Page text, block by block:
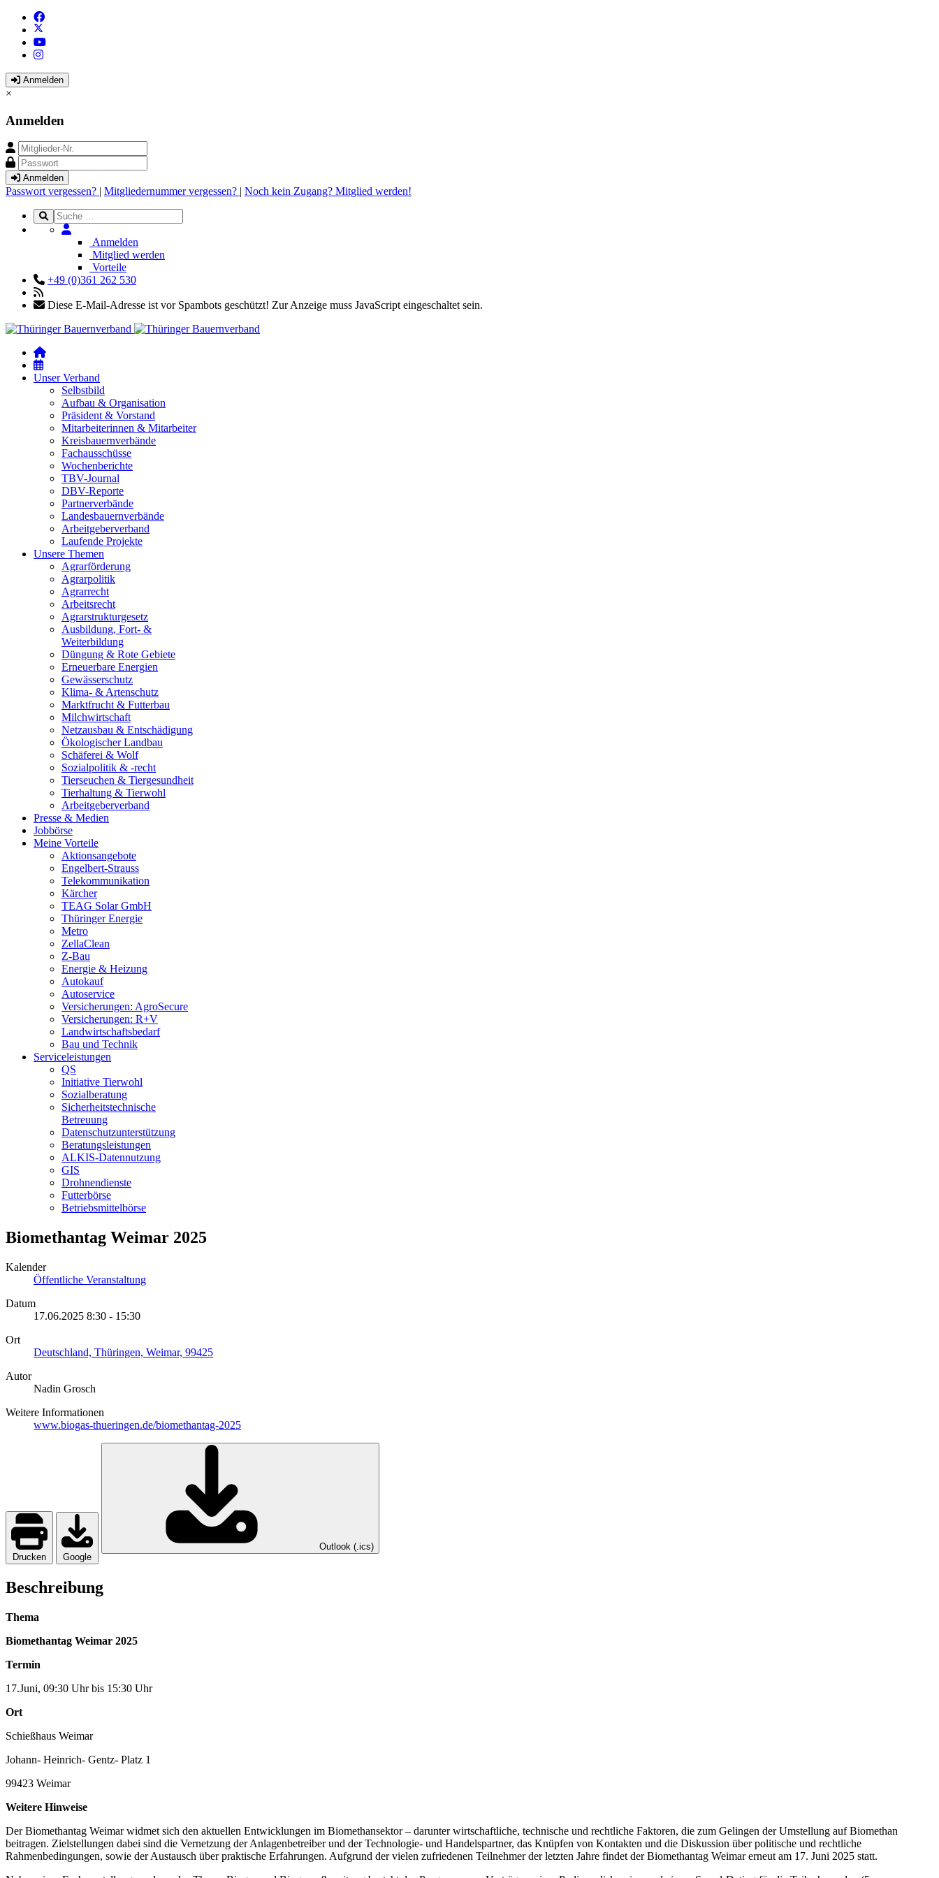
Anmelden
×
Anmelden
Anmelden
Passwort vergessen? | Mitgliedernummer vergessen? | Noch kein Zugang? Mitglied werden!
Anmelden
Mitglied werden
Vorteile
+49 (0)361 262 530
Diese E-Mail-Adresse ist vor Spambots geschützt! Zur Anzeige muss JavaScript eingeschaltet sein.
Unser Verband
Selbstbild
Aufbau & Organisation
Präsident & Vorstand
Mitarbeiterinnen & Mitarbeiter
Kreisbauernverbände
Fachausschüsse
Wochenberichte
TBV-Journal
DBV-Reporte
Partnerverbände
Landesbauernverbände
Arbeitgeberverband
Laufende Projekte
Unsere Themen
Agrarförderung
Agrarpolitik
Agrarrecht
Arbeitsrecht
Agrarstrukturgesetz
Ausbildung, Fort- &
Weiterbildung
Düngung & Rote Gebiete
Erneuerbare Energien
Gewässerschutz
Klima- & Artenschutz
Marktfrucht & Futterbau
Milchwirtschaft
Netzausbau & Entschädigung
Ökologischer Landbau
Schäferei & Wolf
Sozialpolitik & -recht
Tierseuchen & Tiergesundheit
Tierhaltung & Tierwohl
Arbeitgeberverband
Presse & Medien
Jobbörse
Meine Vorteile
Aktionsangebote
Engelbert-Strauss
Telekommunikation
Kärcher
TEAG Solar GmbH
Thüringer Energie
Metro
ZellaClean
Z-Bau
Energie & Heizung
Autokauf
Autoservice
Versicherungen: AgroSecure
Versicherungen: R+V
Landwirtschaftsbedarf
Bau und Technik
Service­­leistungen
QS
Initiative Tierwohl
Sozialberatung
Sicherheitstechnische
Betreuung
Datenschutzunterstützung
Beratungsleistungen
ALKIS-Datennutzung
GIS
Drohnendienste
Futterbörse
Betriebsmittelbörse
Biomethantag Weimar 2025
Kalender
Öffentliche Veranstaltung
Datum
17.06.2025 8:30 - 15:30
Ort
Deutschland, Thüringen, Weimar, 99425
Autor
Nadin Grosch
Weitere Informationen
www.biogas-thueringen.de/biomethantag-2025
Drucken Google
Outlook (.ics)
Beschreibung
Thema
Biomethantag Weimar 2025
Termin
17.Juni, 09:30 Uhr bis 15:30 Uhr
Ort
Schießhaus Weimar
Johann- Heinrich- Gentz- Platz 1
99423 Weimar
Weitere Hinweise
Der Biomethantag Weimar widmet sich den aktuellen Entwicklungen im Biomethansektor – darunter wirtschaftliche, technische und rechtliche Faktoren, die zum Gelingen der Umstellung auf Biomethan
beitragen. Zielstellungen dabei sind die Vernetzung der Anlagenbetreiber und der Technologie- und Handelspartner, das Knüpfen von Kontakten und die Diskussion über politische und rechtliche
Rahmenbedingungen, sowie der Austausch über praktische Erfahrungen. Aufgrund der vielen zufriedenen Teilnehmer der letzten Jahre findet der Biomethantag Weimar erneut am 17. Juni 2025 statt.